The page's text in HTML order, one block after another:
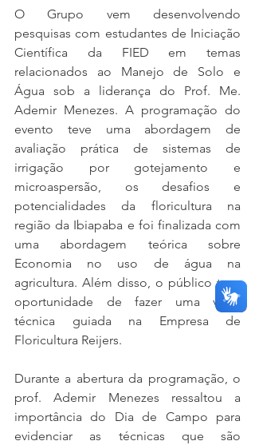
O Grupo vem desenvolvendo
pesquisas com estudantes de Iniciação
Científica da FIED em temas
relacionados ao Manejo de Solo e
Água sob a liderança do Prof. Me.
Ademir Menezes. A programação do
evento teve uma abordagem de
avaliação prática de sistemas de
irrigação por gotejamento e
microaspersão, os desafios e
potencialidades da floricultura na
região da Ibiapaba e foi finalizada com
uma abordagem teórica sobre
Economia no uso de água na
agricultura. Além disso, o público teve
oportunidade de fazer uma visita
técnica guiada na Empresa de
Floricultura Reijers.
Durante a abertura da programação, o
prof. Ademir Menezes ressaltou a
importância do Dia de Campo para
evidenciar as técnicas que são